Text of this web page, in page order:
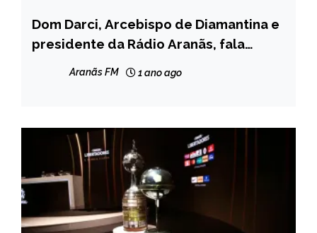
INTERNACIONAL
NOTÍCIAS
Dom Darci, Arcebispo de Diamantina e
presidente da Rádio Aranãs, fala
Aranãs FM 1 ano ago